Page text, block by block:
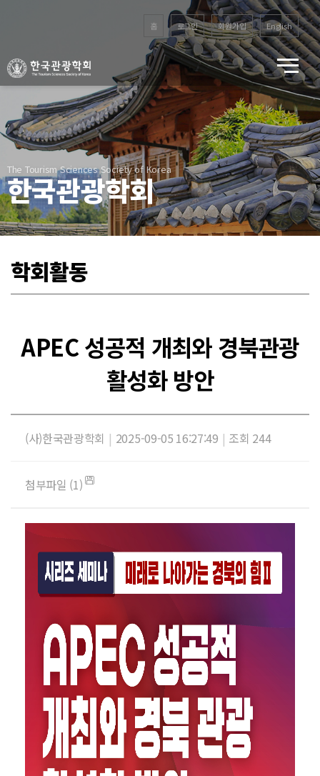
홈 로그인 회원가입 English
The Tourism Sciences Society of Korea
한국관광학회
학회활동
APEC 성공적 개최와 경북관광
활성화 방안
(사)한국관광학회 | 2025-09-05 16:27:49 | 조회 244
첨부파일 (1)